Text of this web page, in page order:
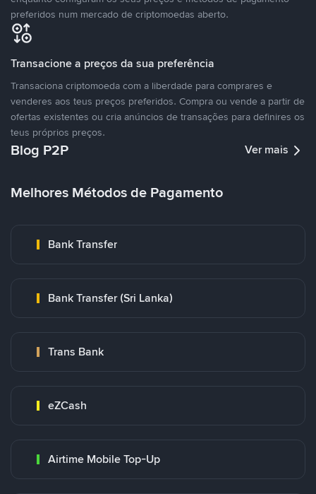
preferidos num mercado de criptomoedas aberto.
Transacione a preços da sua preferência
Transaciona criptomoeda com a liberdade para comprares e
venderes aos teus preços preferidos. Compra ou vende a partir de
ofertas existentes ou cria anúncios de transações para definires os
teus próprios preços.
Blog P2P Ver mais
Melhores Métodos de Pagamento
Bank Transfer
Bank Transfer (Sri Lanka)
Trans Bank
eZCash
Airtime Mobile Top-Up